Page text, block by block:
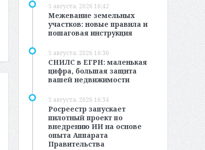
5 августа, 2026 16:42
Межевание земельных
участков: новые правила и
пошаговая инструкция
5 августа, 2026 16:36
СНИЛС в ЕГРН: маленькая
цифра, большая защита
вашей недвижимости
5 августа, 2026 16:34
Росреестр запускает
пилотный проект по
внедрению ИИ на основе
опыта Аппарата
Правительства